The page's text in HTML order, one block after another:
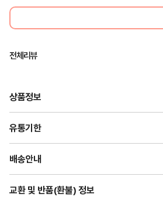
전체리뷰
상품정보
유통기한
배송안내
교환 및 반품(환불) 정보